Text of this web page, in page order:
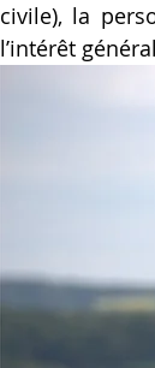
civile), la
l’intérêt